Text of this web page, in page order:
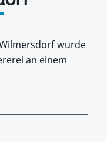
wurde
an einem